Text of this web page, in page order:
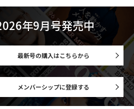
年9月号発売中
最新号の購入はこちらから
メンバーシップに登録する